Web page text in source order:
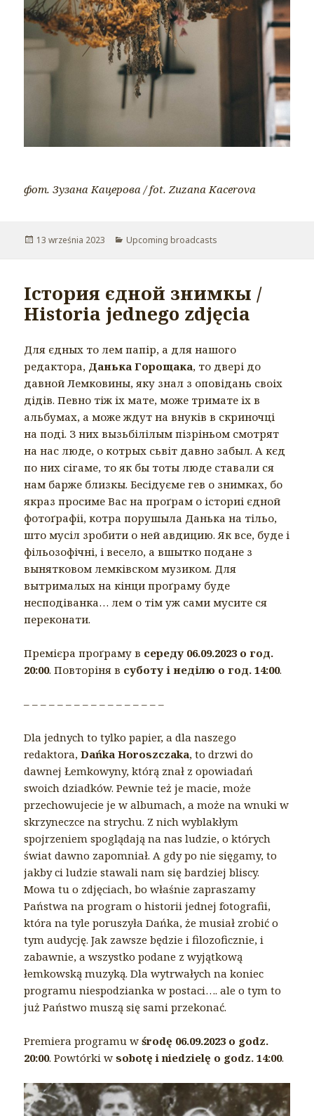
фот. Зузана Кацерова / fot. Zuzana Kacerova
Opublikowano
13 września 2023 Kategorie
Upcoming broadcasts
Істория єдной знимкы /
Historia jednego zdjęcia
Для єдных то лем папір, а для нашого
редактора, Данька Горощака, то двері до
давной Лемковины, яку знал з оповідань своіх
дідів. Певно тіж іх мате, може тримате іх в
альбумах, а може ждут на внуків в скриночці
на поді. З них вызьбілілым пізріньом смотрят
на нас люде, о котрых сьвіт давно забыл. А кєд
по них сігаме, то як бы тоты люде ставали ся
нам барже близкы. Бесідуєме гев о знимках, бо
якраз просиме Вас на проґрам о істориі єдной
фотоґрафіі, котра порушыла Данька на тільо,
што мусіл зробити о ней авдицию. Як все, буде і
фільозофічні, і весело, а вшытко подане з
вынятковом лемківском музиком. Для
вытрималых на кінци проґраму буде
несподіванка… лем о тім уж сами мусите ся
переконати.
Премієра проґраму в середу 06.09.2023 о год.
20:00. Повторіня в суботу і неділю о год. 14:00.
– – – – – – – – – – – – – – – – –
Dla jednych to tylko papier, a dla naszego
redaktora,Dańka Horoszczaka, to drzwi do
dawnej Łemkowyny, którą znał z opowiadań
swoich dziadków. Pewnie też je macie, może
przechowujecie je w albumach, a może na wnuki w
skrzyneczce na strychu. Z nich wyblakłym
spojrzeniem spoglądają na nas ludzie, o których
świat dawno zapomniał. A gdy po nie sięgamy, to
jakby ci ludzie stawali nam się bardziej bliscy.
Mowa tu o zdjęciach, bo właśnie zapraszamy
Państwa na program o historii jednej fotografii,
która na tyle poruszyła Dańka, że musiał zrobić o
tym audycję. Jak zawsze będzie i filozoficznie, i
zabawnie, a wszystko podane z wyjątkową
łemkowską muzyką. Dla wytrwałych na koniec
programu niespodzianka w postaci…. ale o tym to
już Państwo muszą się sami przekonać.
Premiera programu wśrodę 06.09.2023 o godz.
20:00. Powtórki wsobotę i niedzielę o godz. 14:00.